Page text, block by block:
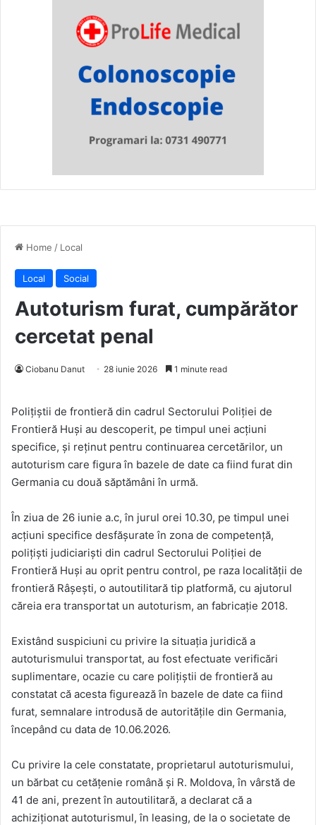
Home / Local
Local Social
Autoturism furat, cumpărător
cercetat penal
Ciobanu Danut 28 iunie 2026 1 minute read
Poliţiştii de frontieră din cadrul Sectorului Poliției de
Frontieră Huși au descoperit, pe timpul unei acțiuni
specifice, şi reținut pentru continuarea cercetărilor, un
autoturism care figura în bazele de date ca fiind furat din
Germania cu două săptămâni în urmă.
În ziua de 26 iunie a.c, în jurul orei 10.30, pe timpul unei
acțiuni specifice desfășurate în zona de competență,
polițiști judiciariști din cadrul Sectorului Poliției de
Frontieră Huși au oprit pentru control, pe raza localității de
frontieră Râșești, o autoutilitară tip platformă, cu ajutorul
căreia era transportat un autoturism, an fabricație 2018.
Existând suspiciuni cu privire la situaţia juridică a
autoturismului transportat, au fost efectuate verificări
suplimentare, ocazie cu care polițiștii de frontieră au
constatat că acesta figurează în bazele de date ca fiind
furat, semnalare introdusă de autoritățile din Germania,
începând cu data de 10.06.2026.
Cu privire la cele constatate, proprietarul autoturismului,
un bărbat cu cetățenie română și R. Moldova, în vârstă de
41 de ani, prezent în autoutilitară, a declarat că a
achiziționat autoturismul, în leasing, de la o societate de